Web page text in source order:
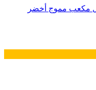
مكعب مموج أخضر